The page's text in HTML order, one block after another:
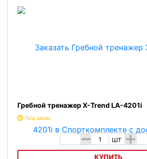
Гребной тренажер X-Trend LA-4201i
Под заказ
- шт +
КУПИТЬ